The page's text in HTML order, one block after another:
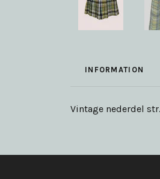
INFORMATION
Vintage nederdel